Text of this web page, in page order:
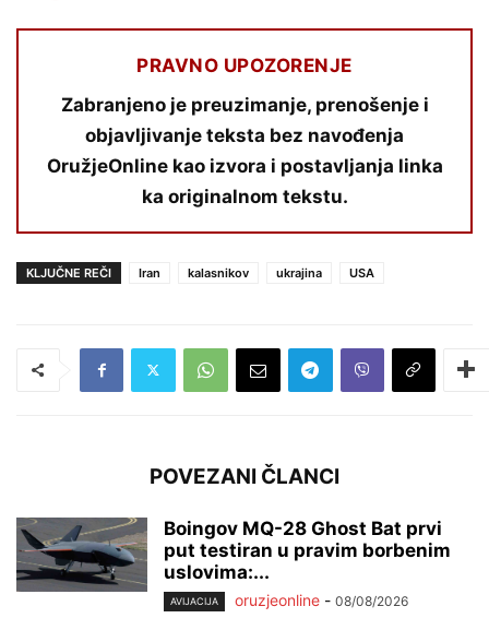
PRAVNO UPOZORENJE
Zabranjeno je preuzimanje, prenošenje i
objavljivanje teksta bez navođenja
OružjeOnline kao izvora i postavljanja linka
ka originalnom tekstu.
KLJUČNE REČI Iran kalasnikov ukrajina USA
POVEZANI ČLANCI
Boingov MQ-28 Ghost Bat prvi
put testiran u pravim borbenim
uslovima:...
AVIJACIJA oruzjeonline - 08/08/2026